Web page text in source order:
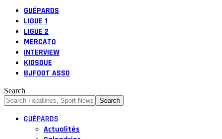
GUÉPARDS
LIGUE 1
LIGUE 2
MERCATO
INTERVIEW
KIOSQUE
BJFOOT ASSO
Search
GUÉPARDS
Actualités